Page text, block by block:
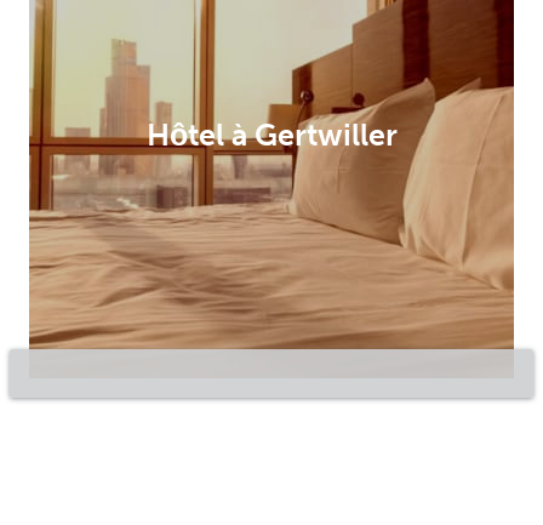
Hôtel à Gertwiller